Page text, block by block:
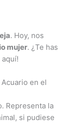
. Hoy, nos
mujer. ¿Te has
en el
Representa la
si pudiese